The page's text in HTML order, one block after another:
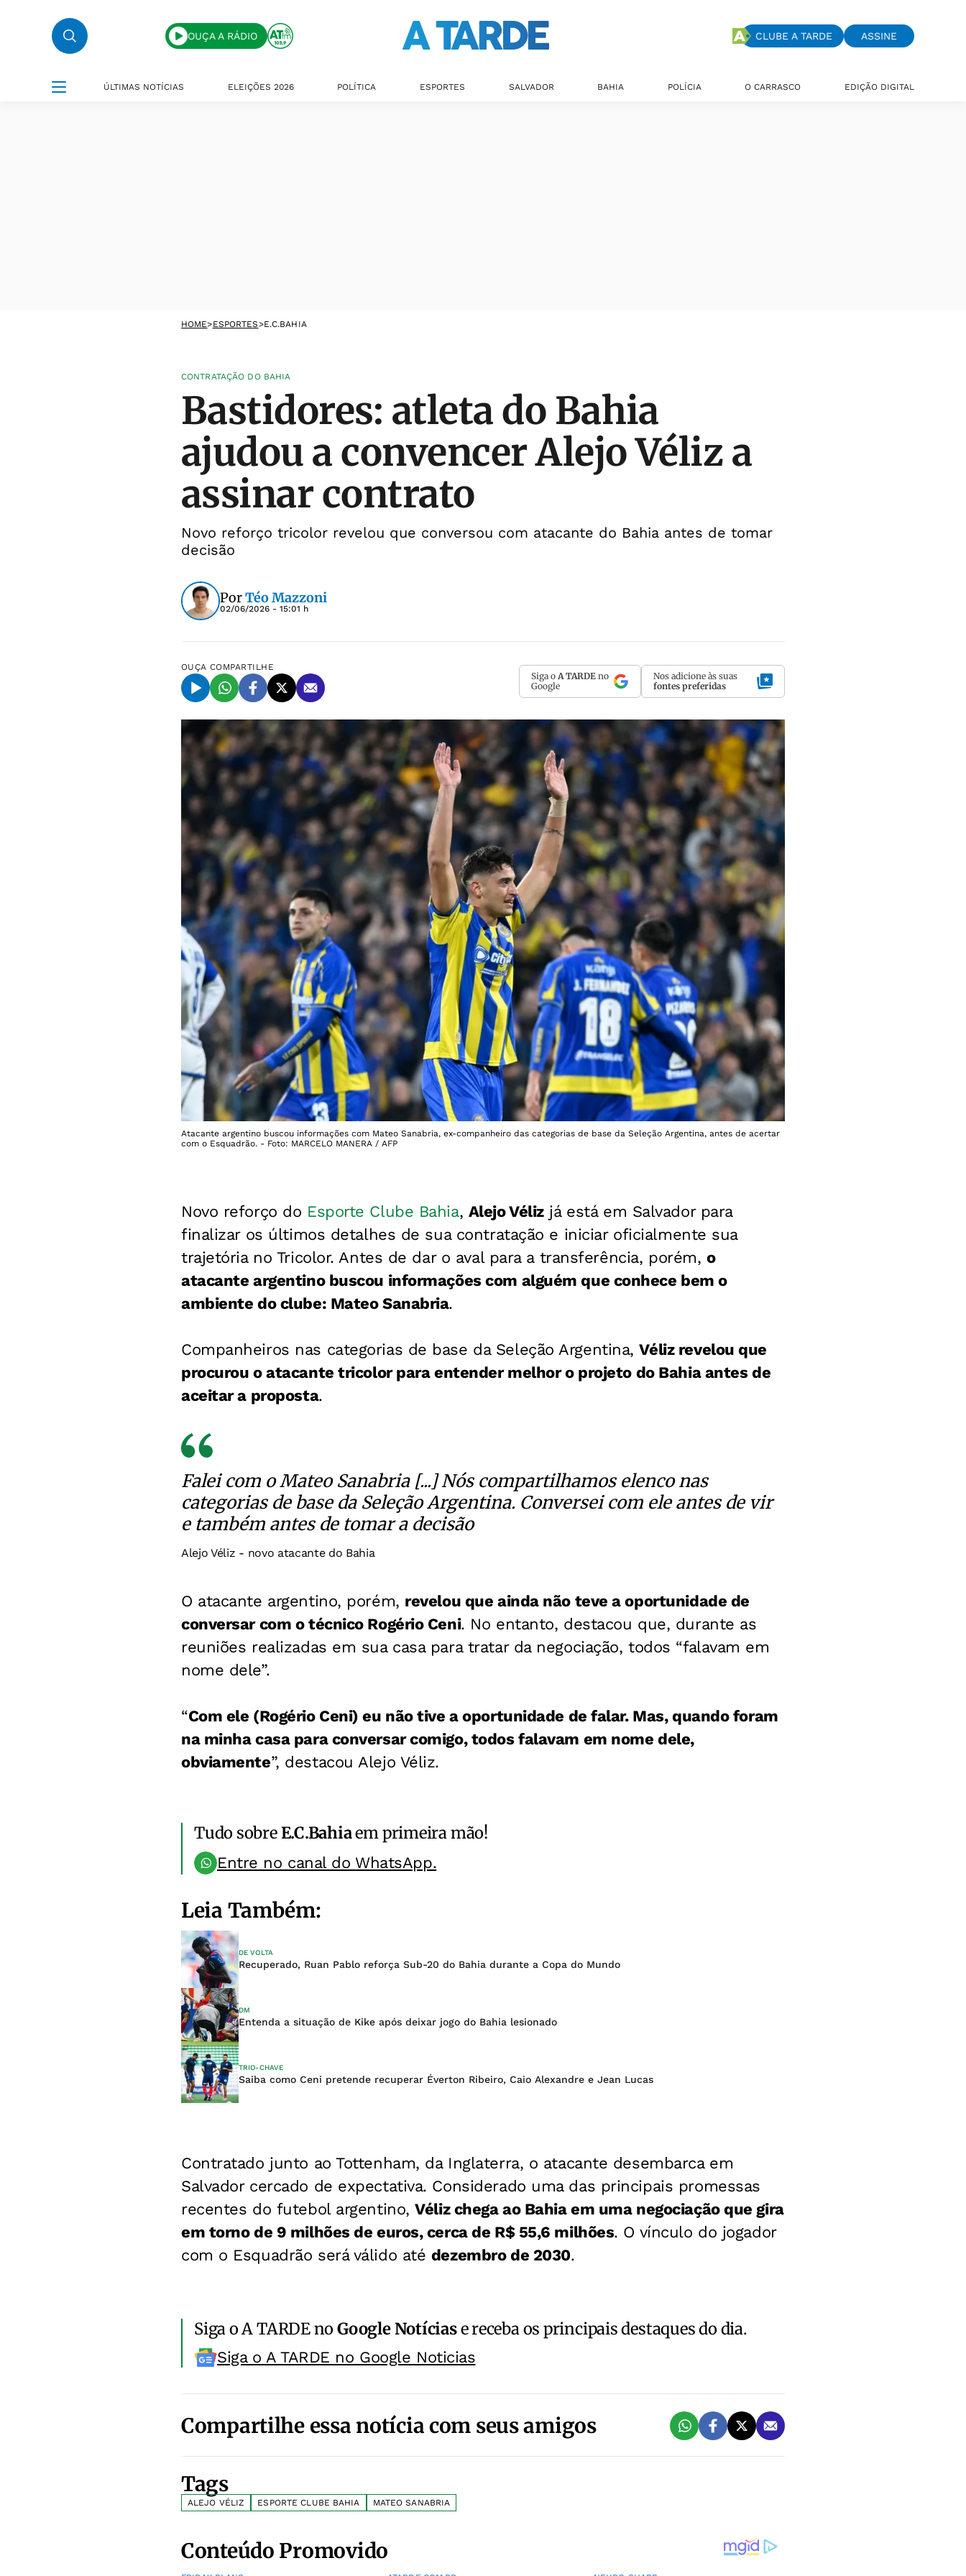
OUÇA A RÁDIO CLUBE A TARDE ASSINE
ÚLTIMAS NOTÍCIAS ELEIÇÕES 2026 POLÍTICA ESPORTES SALVADOR BAHIA POLÍCIA O CARRASCO EDIÇÃO DIGITAL
HOME>ESPORTES>E.C.BAHIA
CONTRATAÇÃO DO BAHIA
Bastidores: atleta do Bahia
ajudou a convencer Alejo Véliz a
assinar contrato
Novo reforço tricolor revelou que conversou com atacante do Bahia antes de tomar
decisão
PorTéo Mazzoni
02/06/2026 - 15:01 h
OUÇA COMPARTILHE
Siga o A TARDE no
Google
Nos adicione às suas
fontes preferidas
Atacante argentino buscou informações com Mateo Sanabria, ex-companheiro das categorias de base da Seleção Argentina, antes de acertar
com o Esquadrão. - Foto: MARCELO MANERA / AFP
Novo reforço do Esporte Clube Bahia, Alejo Vélizjá está em Salvador para
finalizar os últimos detalhes de sua contratação e iniciar oficialmente sua
trajetória no Tricolor. Antes de dar o aval para a transferência, porém, o
atacante argentino buscou informações com alguém que conhece bem o
ambiente do clube: Mateo Sanabria.
Companheiros nas categorias de base da Seleção Argentina,Véliz revelou que
procurou o atacante tricolor para entender melhor o projeto do Bahia antes de
aceitar a proposta.
Falei com o Mateo Sanabria [...] Nós compartilhamos elenco nas
categorias de base da Seleção Argentina. Conversei com ele antes de vir
e também antes de tomar a decisão
Alejo Véliz - novo atacante do Bahia
O atacante argentino, porém, revelou que ainda não teve a oportunidade de
conversar com o técnico Rogério Ceni. No entanto, destacou que, durante as
reuniões realizadas em sua casa para tratar da negociação, todos “falavam em
nome dele”.
“Com ele (Rogério Ceni) eu não tive a oportunidade de falar. Mas, quando foram
na minha casa para conversar comigo, todos falavam em nome dele,
obviamente”, destacou Alejo Véliz.
Tudo sobreE.C.Bahiaem primeira mão!
Entre no canal do WhatsApp.
Leia Também:
DE VOLTA
Recuperado, Ruan Pablo reforça Sub-20 do Bahia durante a Copa do Mundo
DM
Entenda a situação de Kike após deixar jogo do Bahia lesionado
TRIO-CHAVE
Saiba como Ceni pretende recuperar Éverton Ribeiro, Caio Alexandre e Jean Lucas
Contratado junto ao Tottenham, da Inglaterra, o atacante desembarca em
Salvador cercado de expectativa. Considerado uma das principais promessas
recentes do futebol argentino,Véliz chega ao Bahia em uma negociação que gira
em torno de 9 milhões de euros, cerca de R$ 55,6 milhões. O vínculo do jogador
com o Esquadrão será válido até dezembro de 2030.
Siga o A TARDE noGoogle Notíciase receba os principais destaques do dia.
Siga o A TARDE no Google Noticias
Compartilhe essa notícia com seus amigos
Tags
ALEJO VÉLIZ ESPORTE CLUBE BAHIA MATEO SANABRIA